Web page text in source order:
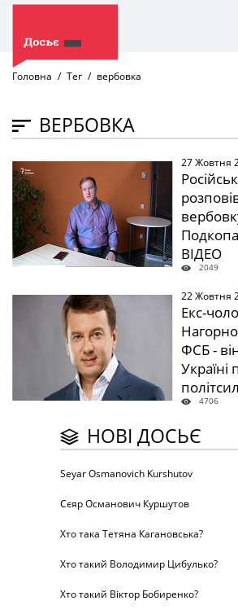
Головна Тег вербовка
ВЕРБОВКА
" /> 27 Жовтня
ВІДЕО
2049
22 Жовтня
Екс-
ФСБ -
Україні
4706
НОВІ ДОСЬЄ
Seyar Osmanovich Kurshutov
Сєяр Османович Куршутов
Хто така Тетяна Кагановська?
Хто такий Володимир Цибулько?
Хто такий Віктор Бобиренко?